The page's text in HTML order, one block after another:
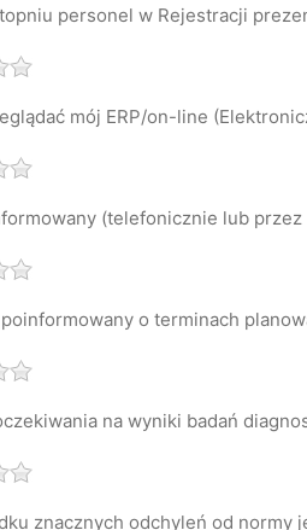
personel w Rejestracji
mój ERP/on-line
(telefonicznie lub
poinformowany o terminach
na wyniki badań
znacznych odchyleń od